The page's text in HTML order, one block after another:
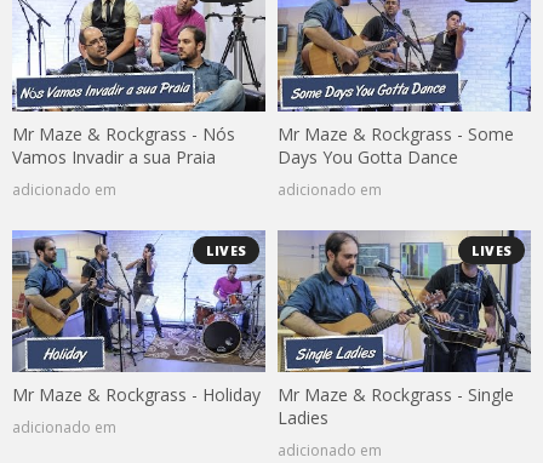
Mr Maze & Rockgrass - Nós
Vamos Invadir a sua Praia
adicionado em
Mr Maze & Rockgrass - Some
Days You Gotta Dance
adicionado em
LIVES
Mr Maze & Rockgrass - Holiday
adicionado em
LIVES
Mr Maze & Rockgrass - Single
Ladies
adicionado em